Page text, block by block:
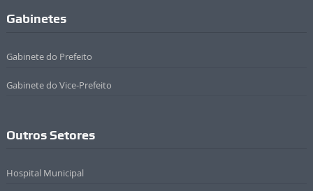
Gabinetes
Gabinete do Prefeito
Gabinete do Vice-Prefeito
Outros Setores
Hospital Municipal